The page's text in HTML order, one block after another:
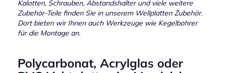
Kalotten, Schrauben, Abstandshalter und viele weitere
Zubehör-Teile finden Sie in unserem Wellplatten Zubehör.
Dort bieten wir Ihnen auch Werkzeuge wie Kegelbohrer
für die Montage an.
Polycarbonat, Acrylglas oder